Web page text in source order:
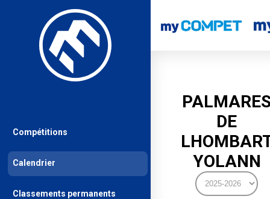
DE
YOLANN
Compétitions
Calendrier
Classements permanents